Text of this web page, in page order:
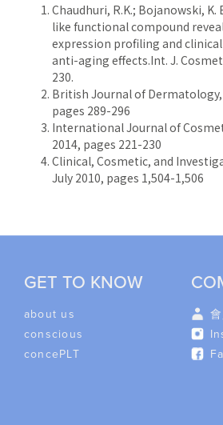
Chaudhuri, R.K.; Bojanowski,
like functional compound
expression profiling and
anti-aging effects.Int. J.
230.
British Journal of Dermatology,
pages 289-296
International Journal of
2014, pages 221-230
Clinical, Cosmetic, and
July 2010, pages 1,504-1,506
GET TO KNOW
about us
conscious
concePLT